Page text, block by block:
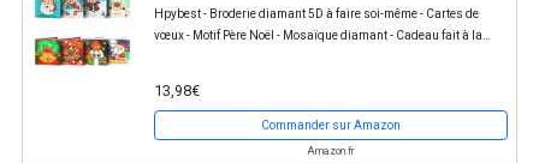
Hpybest - Broderie diamant 5D à faire soi-même - Cartes de
vœux - Motif Père Noël - Mosaïque diamant - Cadeau fait à la
13,98€
Commander sur Amazon
Amazon.fr